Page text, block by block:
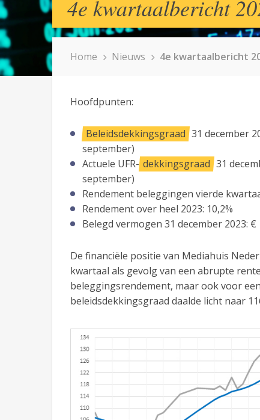
4e kwartaalbericht
Home Nieuws 4e kwartaalbericht
Hoofdpunten:
Beleidsdekkingsgraad 31 december
september)
Actuele UFR- dekkingsgraad 31
september)
Rendement beleggingen vierde
Rendement over heel 2023: 10,2%
Belegd vermogen 31 december 2023: €
De financiële positie van Mediahuis
kwartaal als gevolg van een abrupte
beleggingsrendement, maar ook voor
beleidsdekkingsgraad daalde licht naar